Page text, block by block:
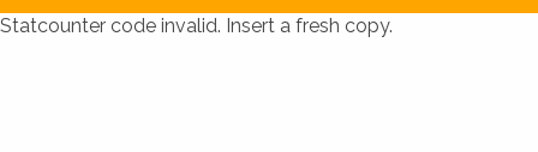
Statcounter code invalid. Insert a fresh copy.